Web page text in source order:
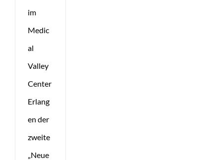
im
Medic
al
Valley
Center
Erlang
en der
zweite
„Neue